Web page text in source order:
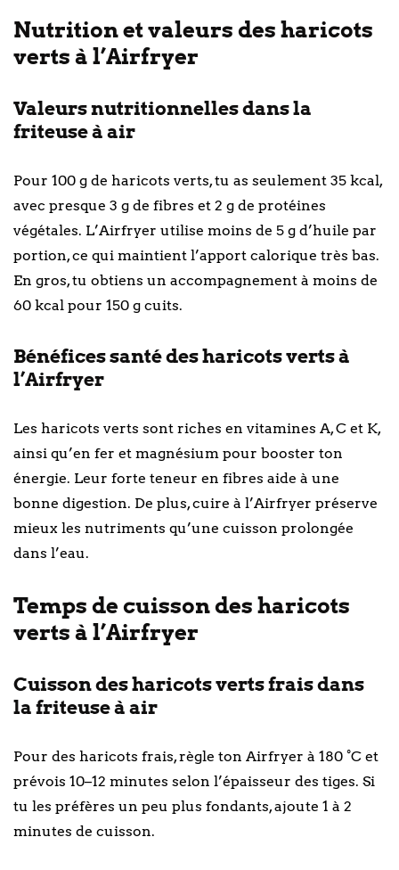
Nutrition et valeurs des haricots
verts à l’Airfryer
Valeurs nutritionnelles dans la
friteuse à air
Pour 100 g de haricots verts, tu as seulement 35 kcal,
avec presque 3 g de fibres et 2 g de protéines
végétales. L’Airfryer utilise moins de 5 g d’huile par
portion, ce qui maintient l’apport calorique très bas.
En gros, tu obtiens un accompagnement à moins de
60 kcal pour 150 g cuits.
Bénéfices santé des haricots verts à
l’Airfryer
Les haricots verts sont riches en vitamines A, C et K,
ainsi qu’en fer et magnésium pour booster ton
énergie. Leur forte teneur en fibres aide à une
bonne digestion. De plus, cuire à l’Airfryer préserve
mieux les nutriments qu’une cuisson prolongée
dans l’eau.
Temps de cuisson des haricots
verts à l’Airfryer
Cuisson des haricots verts frais dans
la friteuse à air
Pour des haricots frais, règle ton Airfryer à 180 °C et
prévois 10–12 minutes selon l’épaisseur des tiges. Si
tu les préfères un peu plus fondants, ajoute 1 à 2
minutes de cuisson.